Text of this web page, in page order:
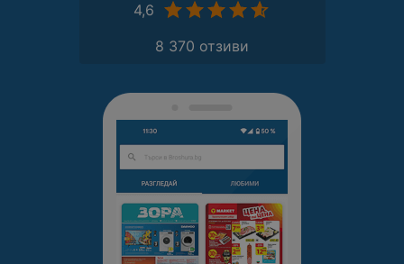
4,6
8 370 отзиви